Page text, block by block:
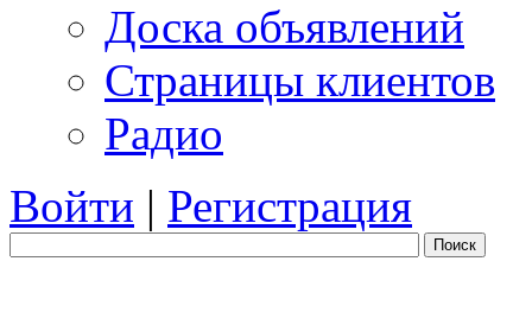
Доска объявлений
Страницы клиентов
Радио
Войти | Регистрация
Поиск